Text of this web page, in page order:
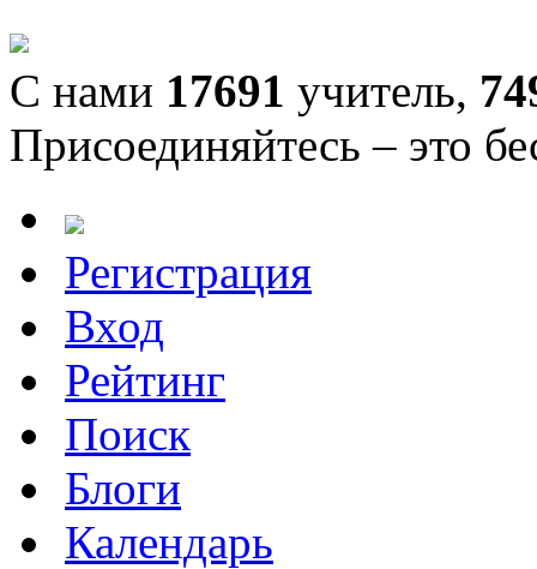
С нами 17691 учитель,
Присоединяйтесь – это
Регистрация
Вход
Рейтинг
Поиск
Блоги
Календарь